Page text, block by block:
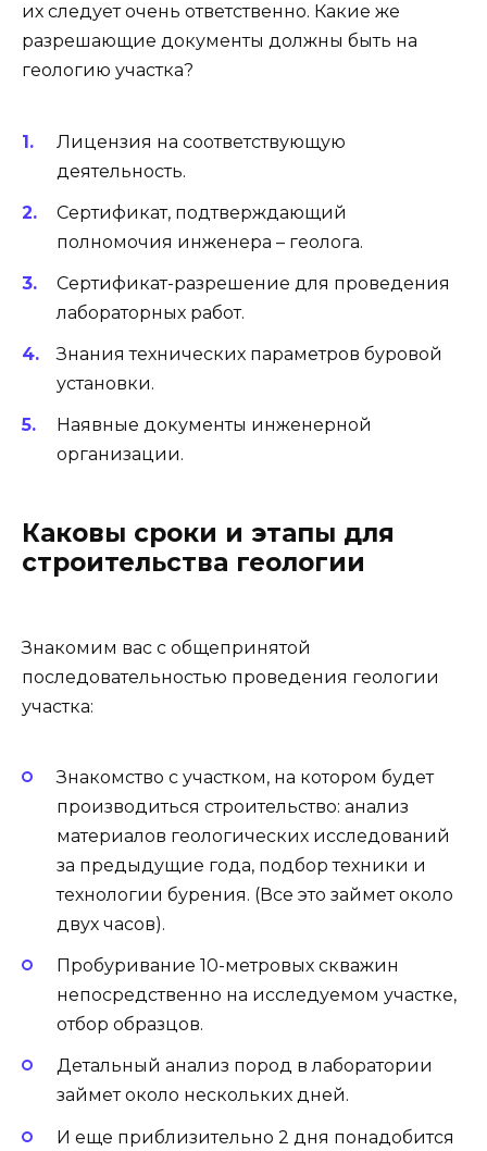
их следует очень ответственно. Какие же
разрешающие документы должны быть на
геологию участка?
Лицензия на соответствующую
деятельность.
Сертификат, подтверждающий
полномочия инженера – геолога.
Сертификат-разрешение для проведения
лабораторных работ.
Знания технических параметров буровой
установки.
Наявные документы инженерной
организации.
Каковы сроки и этапы для
строительства геологии
Знакомим вас с общепринятой
последовательностью проведения геологии
участка:
Знакомство с участком, на котором будет
производиться строительство: анализ
материалов геологических исследований
за предыдущие года, подбор техники и
технологии бурения. (Все это займет около
двух часов).
Пробуривание 10-метровых скважин
непосредственно на исследуемом участке,
отбор образцов.
Детальный анализ пород в лаборатории
займет около нескольких дней.
И еще приблизительно 2 дня понадобится